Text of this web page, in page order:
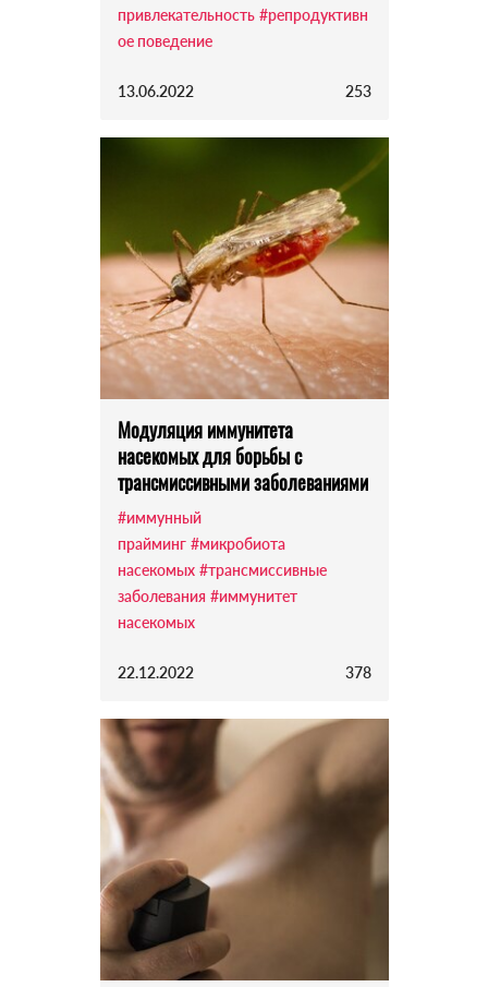
привлекательность #репродуктивн
ое поведение
13.06.2022 253
Модуляция иммунитета
насекомых для борьбы с
трансмиссивными заболеваниями
#иммунный
прайминг #микробиота
насекомых #трансмиссивные
заболевания #иммунитет
насекомых
22.12.2022 378